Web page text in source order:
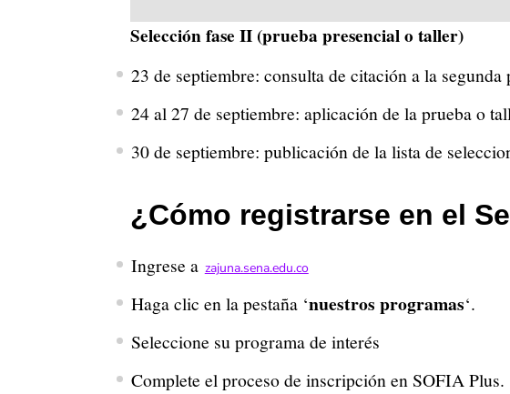
Selección fase II (prueba presencial o taller)
23 de septiembre: consulta de citación a la segunda
24 al 27 de septiembre: aplicación de la prueba o
30 de septiembre: publicación de la lista de
¿Cómo registrarse en el
Ingrese a zajuna.sena.edu.co
Haga clic en la pestaña ‘nuestros programas‘.
Seleccione su programa de interés
Complete el proceso de inscripción en SOFIA Plus.